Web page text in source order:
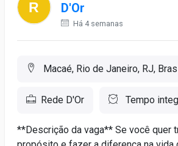
D'Or
Há 4 semanas
Macaé, Rio de Janeiro, RJ,
Rede D'Or Tempo
**Descrição da vaga** Se você quer